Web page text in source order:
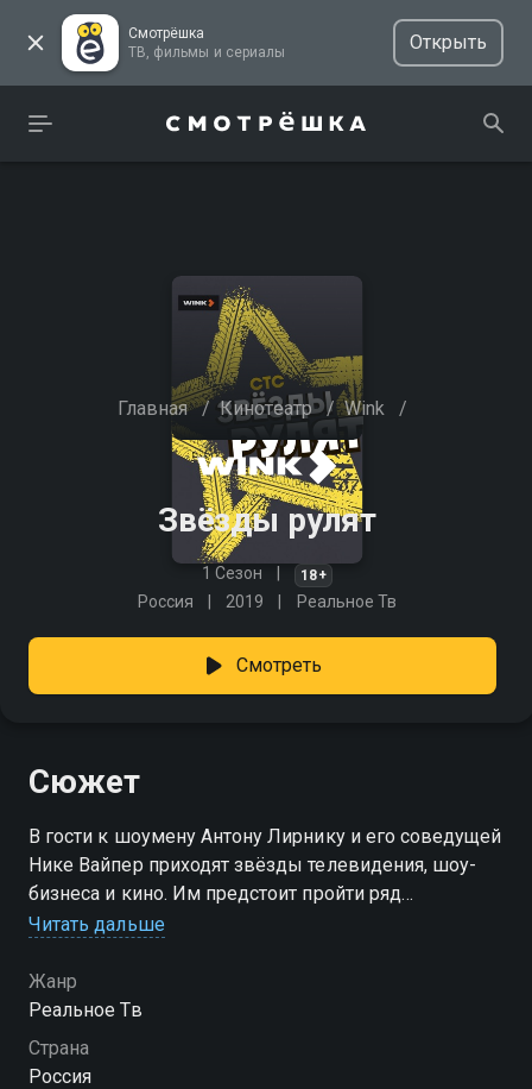
Смотрёшка
ТВ, фильмы и сериалы
Открыть
Главная / Кинотеатр / Wink /
Звёзды рулят
1 Сезон 18+
Россия 2019 Реальное Тв
Смотреть
Сюжет
В гости к шоумену Антону Лирнику и его соведущей
Нике Вайпер приходят звёзды телевидения, шоу-
бизнеса и кино. Им предстоит пройти ряд
комедийных испытаний, связанных с вождением, а
Читать дальше
Жанр
Реальное Тв
Страна
Россия